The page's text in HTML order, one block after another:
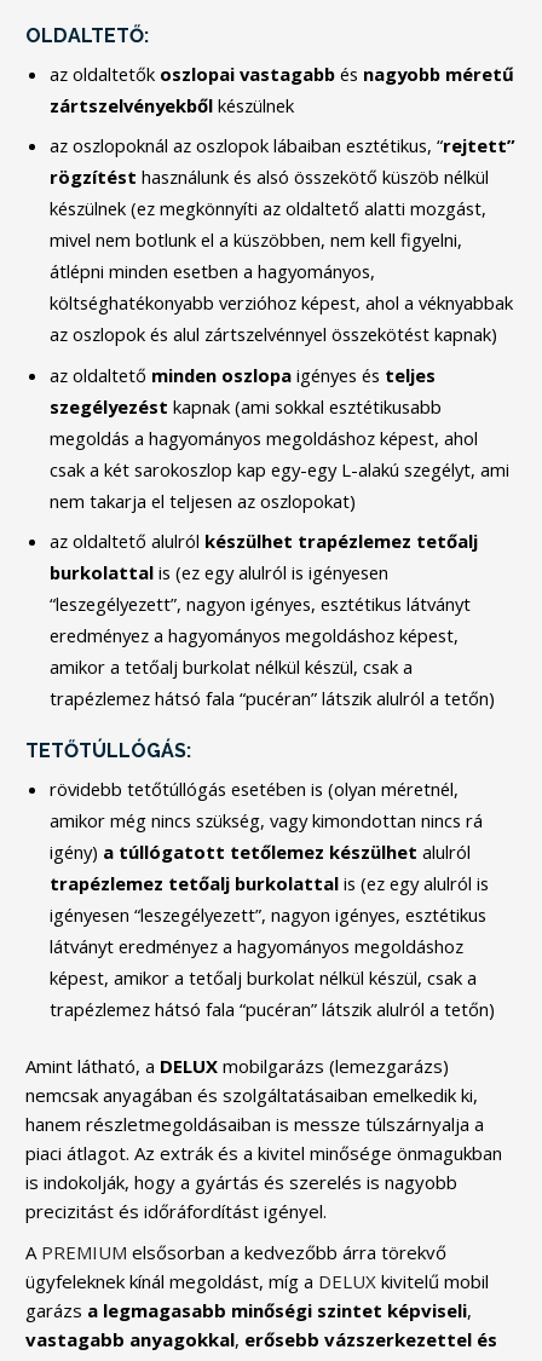
OLDALTETŐ:
az oldaltetők oszlopai vastagabb és nagyobb méretű
zártszelvényekből készülnek
az oszlopoknál az oszlopok lábaiban esztétikus, “rejtett”
rögzítést használunk és alsó összekötő küszöb nélkül
készülnek (ez megkönnyíti az oldaltető alatti mozgást,
mivel nem botlunk el a küszöbben, nem kell figyelni,
átlépni minden esetben a hagyományos,
költséghatékonyabb verzióhoz képest, ahol a véknyabbak
az oszlopok és alul zártszelvénnyel összekötést kapnak)
az oldaltető minden oszlopa igényes és teljes
szegélyezést kapnak (ami sokkal esztétikusabb
megoldás a hagyományos megoldáshoz képest, ahol
csak a két sarokoszlop kap egy-egy L-alakú szegélyt, ami
nem takarja el teljesen az oszlopokat)
az oldaltető alulról készülhet trapézlemez tetőalj
burkolattal is (ez egy alulról is igényesen
“leszegélyezett”, nagyon igényes, esztétikus látványt
eredményez a hagyományos megoldáshoz képest,
amikor a tetőalj burkolat nélkül készül, csak a
trapézlemez hátsó fala “pucéran” látszik alulról a tetőn)
TETŐTÚLLÓGÁS:
rövidebb tetőtúllógás esetében is (olyan méretnél,
amikor még nincs szükség, vagy kimondottan nincs rá
igény) a túllógatott tetőlemez készülhet alulról
trapézlemez tetőalj burkolattal is (ez egy alulról is
igényesen “leszegélyezett”, nagyon igényes, esztétikus
látványt eredményez a hagyományos megoldáshoz
képest, amikor a tetőalj burkolat nélkül készül, csak a
trapézlemez hátsó fala “pucéran” látszik alulról a tetőn)
Amint látható, a DELUX mobilgarázs (lemezgarázs)
nemcsak anyagában és szolgáltatásaiban emelkedik ki,
hanem részletmegoldásaiban is messze túlszárnyalja a
piaci átlagot. Az extrák és a kivitel minősége önmagukban
is indokolják, hogy a gyártás és szerelés is nagyobb
precizitást és időráfordítást igényel.
A PREMIUM elsősorban a kedvezőbb árra törekvő
ügyfeleknek kínál megoldást, míg a DELUX kivitelű mobil
garázs a legmagasabb minőségi szintet képviseli,
vastagabb anyagokkal, erősebb vázszerkezettel és